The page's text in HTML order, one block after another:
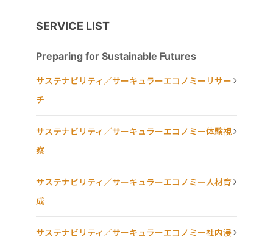
SERVICE LIST
Preparing for Sustainable Futures
サステナビリティ／サーキュラーエコノミーリサー
チ
サステナビリティ／サーキュラーエコノミー体験視
察
サステナビリティ／サーキュラーエコノミー人材育
成
サステナビリティ／サーキュラーエコノミー社内浸